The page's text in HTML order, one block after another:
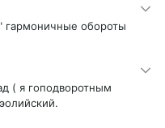
гармоничные обороты
( я гоподворотным